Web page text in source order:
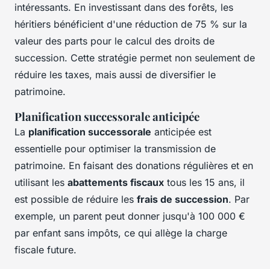
intéressants. En investissant dans des forêts, les
héritiers bénéficient d'une réduction de 75 % sur la
valeur des parts pour le calcul des droits de
succession. Cette stratégie permet non seulement de
réduire les taxes, mais aussi de diversifier le
patrimoine.
Planification successorale anticipée
La planification successorale anticipée est
essentielle pour optimiser la transmission de
patrimoine. En faisant des donations régulières et en
utilisant les abattements fiscaux tous les 15 ans, il
est possible de réduire les frais de succession. Par
exemple, un parent peut donner jusqu'à 100 000 €
par enfant sans impôts, ce qui allège la charge
fiscale future.